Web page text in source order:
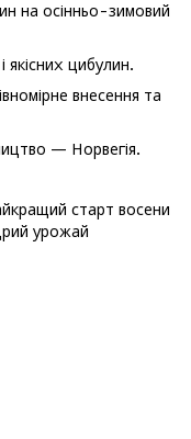
на осінньо-зимовий
цибулин.
внесення та
— Норвегія.
старт восени
урожай